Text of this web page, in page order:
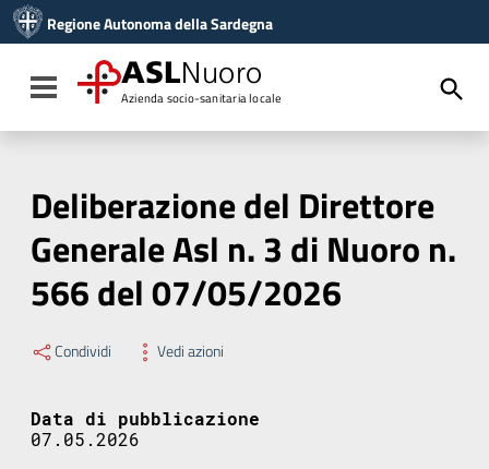
Vai al menu di navigazione
Vai al footer
Regione Autonoma della Sardegna
Toggle navigation
ASLNuoro
Azienda socio-sanitaria locale
Deliberazione del Direttore
Generale Asl n. 3 di Nuoro n.
566 del 07/05/2026
Condividi Vedi azioni
Data di pubblicazione
07.05.2026